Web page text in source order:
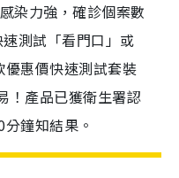
染力強，確診個案數
測試「看門口」或
惠價快速測試套裝
！產品已獲衛生署認
鐘知結果。